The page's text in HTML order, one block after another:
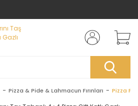
Pizza & Pide & Lahmacun Fırınları Pizza